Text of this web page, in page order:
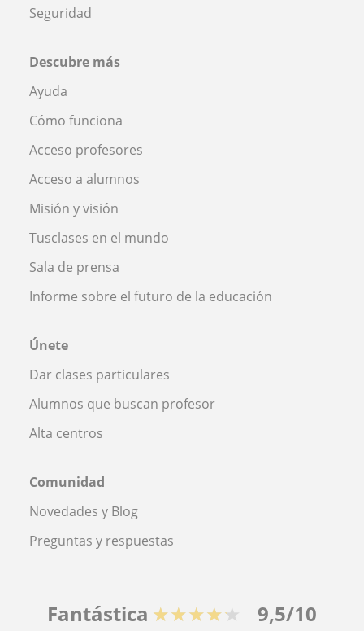
Seguridad
Descubre más
Ayuda
Cómo funciona
Acceso profesores
Acceso a alumnos
Misión y visión
Tusclases en el mundo
Sala de prensa
Informe sobre el futuro de la educación
Únete
Dar clases particulares
Alumnos que buscan profesor
Alta centros
Comunidad
Novedades y Blog
Preguntas y respuestas
Fantástica ★★★★★ 9,5/10